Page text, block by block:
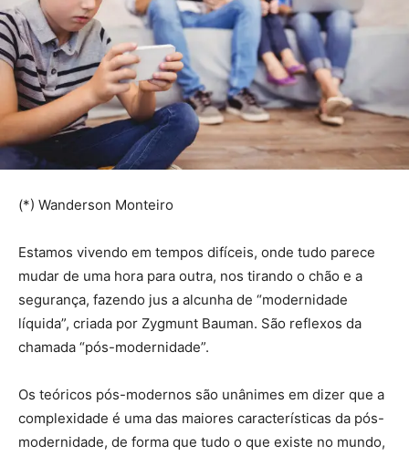
(*) Wanderson Monteiro
Estamos vivendo em tempos difíceis, onde tudo parece
mudar de uma hora para outra, nos tirando o chão e a
segurança, fazendo jus a alcunha de “modernidade
líquida”, criada por Zygmunt Bauman. São reflexos da
chamada “pós-modernidade”.
Os teóricos pós-modernos são unânimes em dizer que a
complexidade é uma das maiores características da pós-
modernidade, de forma que tudo o que existe no mundo,